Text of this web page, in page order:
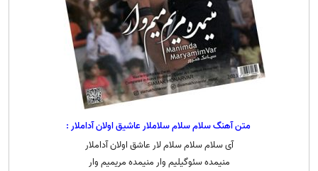
متن آهنگ سلام سلام سلاملار عاشیق اولان آداملار :
آی سلام سلام سلام لار عاشق اولان آداملار
منیمده سئوگیلیم وار منیمده مریمیم وار